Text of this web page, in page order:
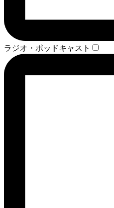
ラジオ・ポッドキャスト